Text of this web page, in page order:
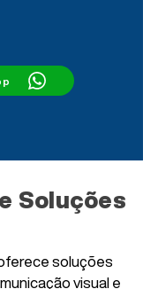
Soluções
soluções
visual e